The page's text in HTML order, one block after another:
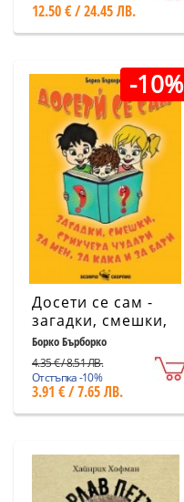
12.50 € / 24.45 ЛВ.
-10%
Досети се сам -
загадки, смешки,
стихчета чудати..
Борко Бърборко
4.35 € / 8.51 ЛВ.
Отстъпка -10%
3.91 € / 7.65 ЛВ.